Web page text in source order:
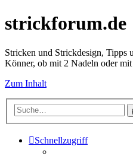
strickforum.de
Stricken und Strickdesign, Tipps
Könner, ob mit 2 Nadeln oder
Zum Inhalt
Schnellzugriff